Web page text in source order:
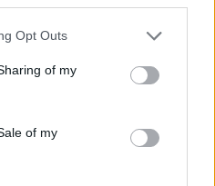
Opt Outs
of my
of my
από
και